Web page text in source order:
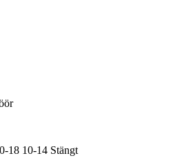
18 10-14 Stängt